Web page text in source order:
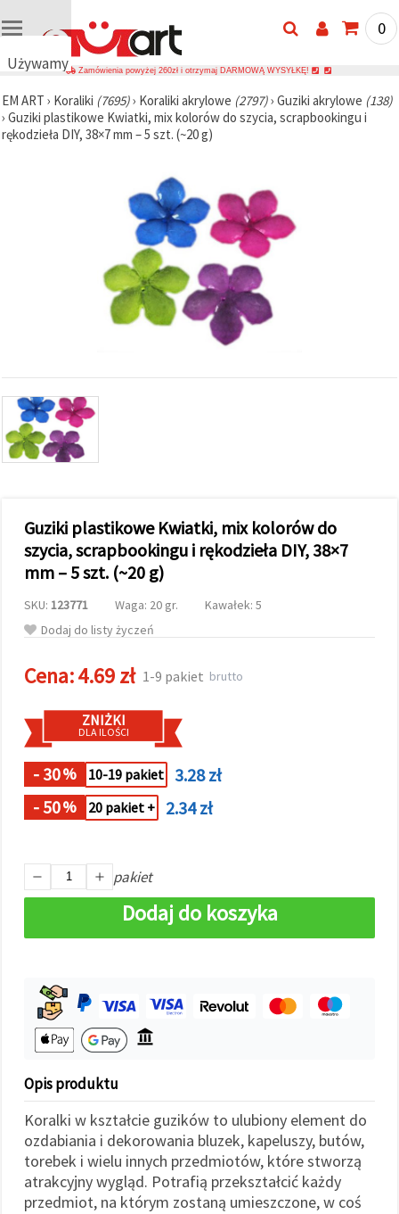
Używamy
cookie
🍪
Używamy
ruch i
wyświetlać
bardziej
trafne treści
oraz
naszych
partnerów
analitycznych
marketingowych.
Możesz
plików
"Akceptuj
wszystkie!"
wskazać
swoje
preferencje
Ustawieniach,
plików
cookie i
klikając
wszystkie
Ustawienia
0
Zamówienia powyżej 260zł i otrzymaj DARMOWĄ WYSYŁKĘ!
EM ART › Koraliki (7695)› Koraliki akrylowe (2797)› Guziki akrylowe (138)
› Guziki plastikowe Kwiatki, mix kolorów do szycia, scrapbookingu i
rękodzieła DIY, 38×7 mm – 5 szt. (~20 g)
Guziki plastikowe Kwiatki, mix kolorów do
szycia, scrapbookingu i rękodzieła DIY, 38×7
mm – 5 szt. (~20 g)
SKU: 123771 Waga: 20 gr.
Kawałek: 5
Dodaj do listy życzeń
Cena:4.69 zł 1-9 pakiet brutto
ZNIŻKI
DLA ILOŚCI
- 30% 10-19 pakiet
3.28 zł
- 50% 20 pakiet + 2.34 zł
pakiet
Dodaj do koszyka
Opis produktu
Koralki w kształcie guzików to ulubiony element do
ozdabiania i dekorowania bluzek, kapeluszy, butów,
torebek i wielu innych przedmiotów, które stworzą
atrakcyjny wygląd. Potrafią przekształcić każdy
przedmiot, na którym zostaną umieszczone, w coś